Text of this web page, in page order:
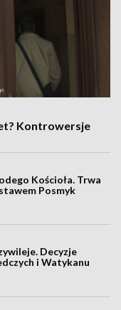
Kontrowersje
Kościoła. Trwa
Posmyk
Decyzje
i Watykanu